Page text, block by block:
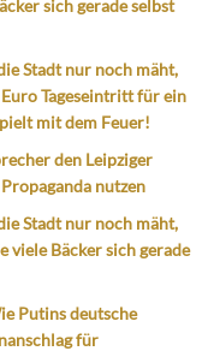
sich gerade selbst
Stadt nur noch mäht,
Tageseintritt für ein
mit dem Feuer!
den Leipziger
nutzen
Stadt nur noch mäht,
viele Bäcker sich gerade
Putins deutsche
für